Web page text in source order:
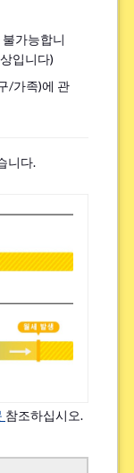
가능합니
입니다)
/가족)에 관
니다.
참조하십시오.